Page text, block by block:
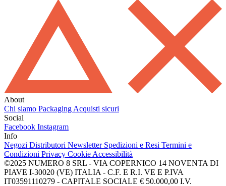
About
Chi siamo Packaging Acquisti sicuri
Social
Facebook Instagram
Info
Negozi Distributori Newsletter Spedizioni e Resi Termini e
Condizioni Privacy Cookie Accessibilità
©2025 NUMERO 8 SRL - VIA COPERNICO 14 NOVENTA DI
PIAVE I-30020 (VE) ITALIA - C.F. E R.I. VE E P.IVA
IT03591110279 - CAPITALE SOCIALE € 50.000,00 I.V.